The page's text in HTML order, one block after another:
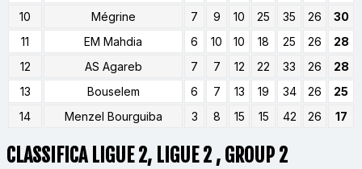
10
Mégrine 7 9 10 25 35 26
30
11
EM Mahdia 6 10 10 18 25 26
28
12
AS Agareb 7 7 12 22 33 26
28
13
Bouselem 6 7 13 19 34 26
25
14
Menzel Bourguiba 3 8 15 15 42 26 17
CLASSIFICA LIGUE 2, LIGUE 2 , GROUP 2